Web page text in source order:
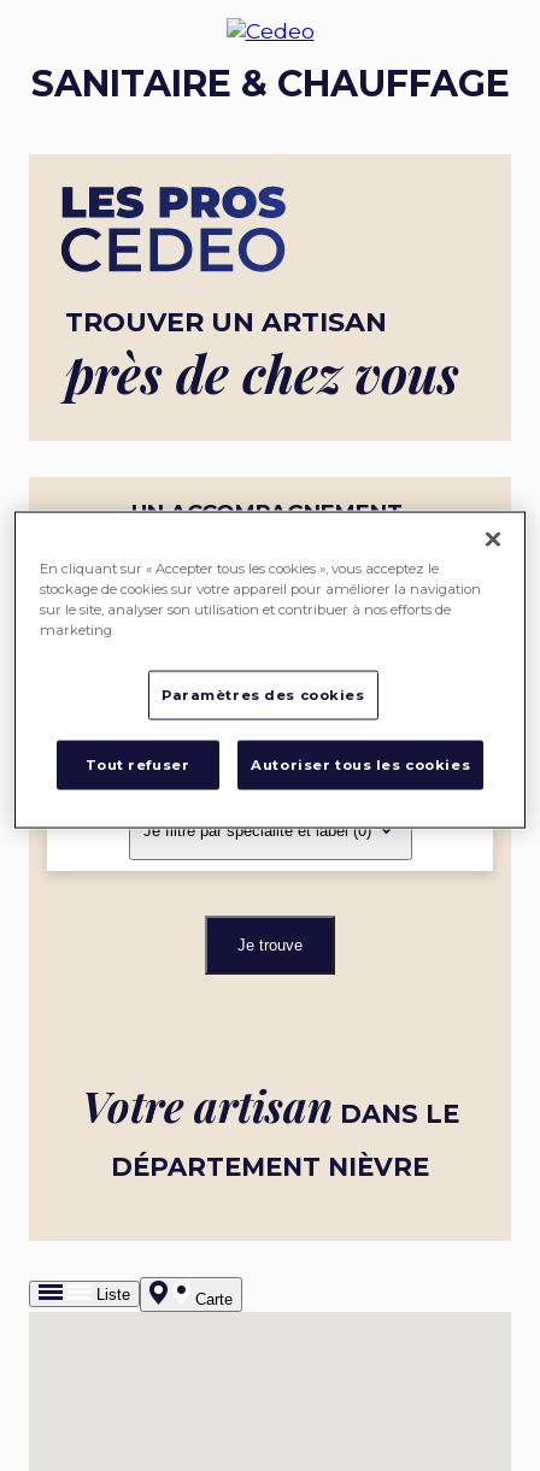
SANITAIRE & CHAUFFAGE
TROUVER UN ARTISAN
près de chez vous
UN ACCOMPAGNEMENT
SEREIN
ME
Dans un rayon de
Je filtre par spécialité et label(0)
Je trouve
Votre artisan DANS LE
DÉPARTEMENT NIÈVRE
Liste Carte
En cliquant sur « Accepter tous les cookies », vous acceptez le
stockage de cookies sur votre appareil pour améliorer la navigation
sur le site, analyser son utilisation et contribuer à nos efforts de
marketing.
Paramètres des cookies
Tout refuser Autoriser tous les cookies